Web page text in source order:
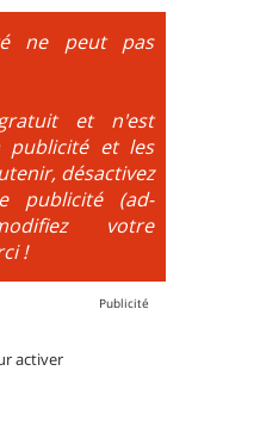
se passe sur le vélo.
ou remontée
descente est indiquée
de bikeparks. Vélo
du corps obligatoires.
ne peut pas
et n'est
publicité et les
désactivez
publicité (ad-
votre
!